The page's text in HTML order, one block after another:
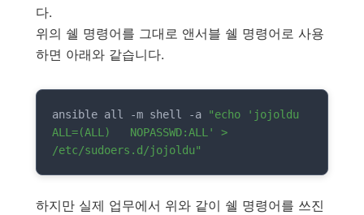
다.
위의 쉘 명령어를 그대로 앤서블 쉘 명령어로 사용
하면 아래와 같습니다.
ansible all -m shell -a
"echo 'jojoldu
ALL=(ALL)   NOPASSWD:ALL' >
/etc/sudoers.d/jojoldu"
하지만 실제 업무에서 위와 같이 쉘 명령어를 쓰진